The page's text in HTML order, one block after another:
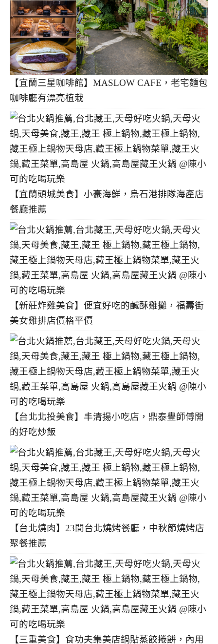
【宜蘭三星咖啡館】MASLOW CAFE，老宅麵包
咖啡廳有漂亮植栽
【宜蘭頭城美食】小豪海鮮，烏石港排隊海產店
餐廳推薦
【新莊炸雞美食】便宜好吃的鹹酥雞攤，福壽街
美女雞排店價格平價
【台北北投美食】丰清揚小吃店，鼎泰豐師傅開
的好吃炒飯
【台北燒肉】23間台北燒烤餐廳，中秋節燒烤店
聚餐推薦
【三重美食】食功夫集美店鍋貼蒸餃捲餅，內用